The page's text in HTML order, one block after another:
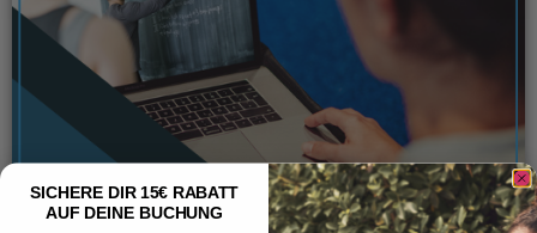
SICHERE DIR 15€ RABATT
AUF DEINE BUCHUNG